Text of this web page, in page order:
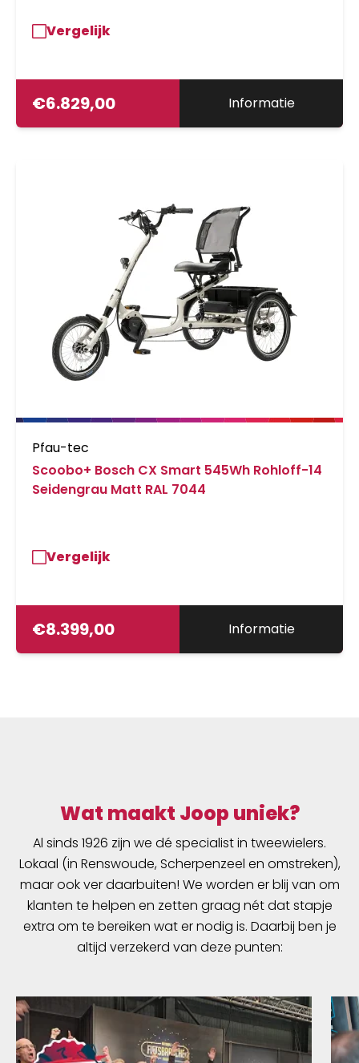
Vergelijk
€6.829,00 Informatie
Pfau-tec
Scoobo+ Bosch CX Smart 545Wh Rohloff-14
Seidengrau Matt RAL 7044
Vergelijk
€8.399,00 Informatie
Wat maakt Joop uniek?
Al sinds 1926 zijn we dé specialist in tweewielers.
Lokaal (in Renswoude, Scherpenzeel en omstreken),
maar ook ver daarbuiten! We worden er blij van om
klanten te helpen en zetten graag nét dat stapje
extra om te bereiken wat er nodig is. Daarbij ben je
altijd verzekerd van deze punten: